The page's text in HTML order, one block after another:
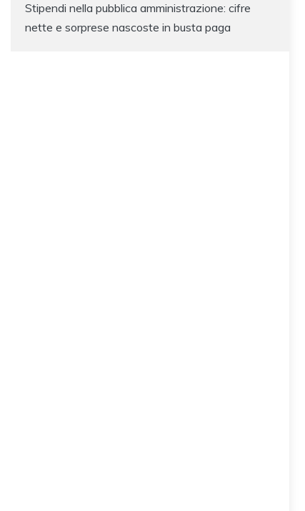
Stipendi nella pubblica amministrazione: cifre
nette e sorprese nascoste in busta paga